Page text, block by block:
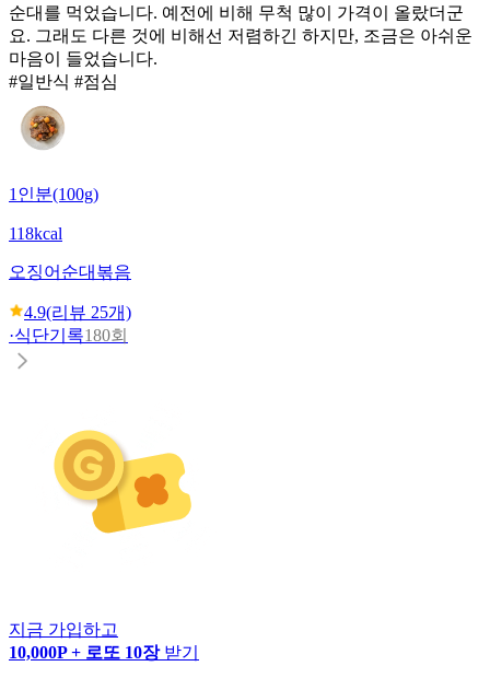
순대를 먹었습니다. 예전에 비해 무척 많이 가격이 올랐더군
요. 그래도 다른 것에 비해선 저렴하긴 하지만, 조금은 아쉬운
마음이 들었습니다.
#일반식 #점심
1인분(100g)
118kcal
오징어순대볶음
4.9(리뷰 25개)
·식단기록180회
지금 가입하고
10,000P + 로또 10장 받기